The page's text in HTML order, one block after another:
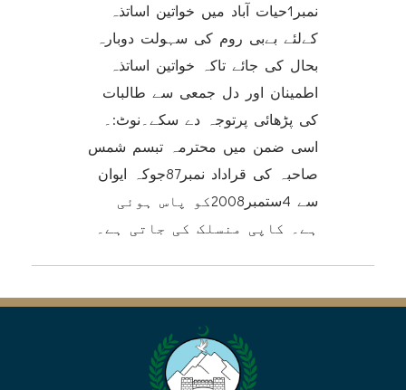
نمبر1حیات آباد میں خواتین اساتذہ
کےلئے بےبی روم کی سہولت دوبارہ
بحال کی جائے تاکہ خواتین اساتذہ
اطمینان اور دل جمعی سے طالبات
کی پڑھائی پرتوجہ دے سکے۔نوٹ:۔
اسی ضمن میں محترمہ تبسم شمس
صاحبہ کی قراداد نمبر87جوکہ ایوان
سے 4ستمبر2008کو پاس ہوئی
ہے۔ کاپی منسلک کی جاتی ہے۔